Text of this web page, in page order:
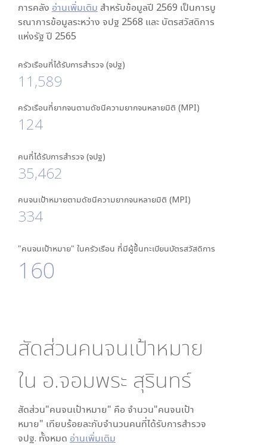
การคลัง อ่านเพิ่มเติม สำหรับข้อมูลปี 2569 เป็นการบู
รณาการข้อมูลระหว่าง จปฐ 2568 และ บัตรสวัสดิการ
แห่งรัฐ ปี 2565
ครัวเรือนที่ได้รับการสำรวจ (จปฐ)
11,589
ครัวเรือนที่ยากจนตามดัชนีความยากจนหลายมิติ (MPI)
124
คนที่ได้รับการสำรวจ (จปฐ)
35,462
คนจนเป้าหมายตามดัชนีความยากจนหลายมิติ (MPI)
334
"คนจนเป้าหมาย" ในครัวเรือน ที่มีผู้ขึ้นทะเบียนบัตรสวัสดิการ
160
สัดส่วนคนจนเป้าหมาย
ใน อ.จอมพระ สุรินทร์
สัดส่วน"คนจนเป้าหมาย" คือ จำนวน"คนจนเป้า
หมาย" เทียบร้อยละกับจำนวนคนที่ได้รับการสำรวจ
จปฐ. ทั้งหมด อ่านเพิ่มเติม